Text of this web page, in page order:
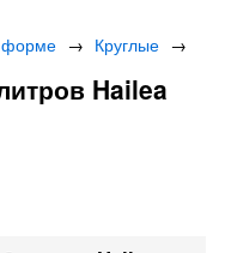
→ Круглые →
Hailea